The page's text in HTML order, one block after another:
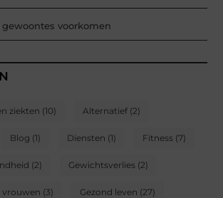
voorkomen
ziekten (10) Alternatief (2)
Blog (1) Diensten (1) Fitness (7)
(2) Gewichtsverlies (2)
vrouwen (3) Gezond leven (27)